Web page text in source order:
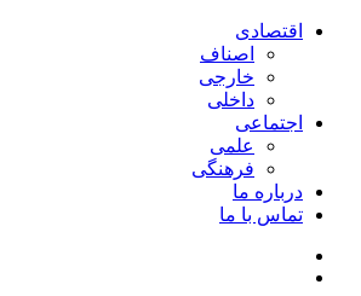
اقتصادی
اصناف
خارجی
داخلی
اجتماعی
علمی
فرهنگی
درباره ما
تماس با ما